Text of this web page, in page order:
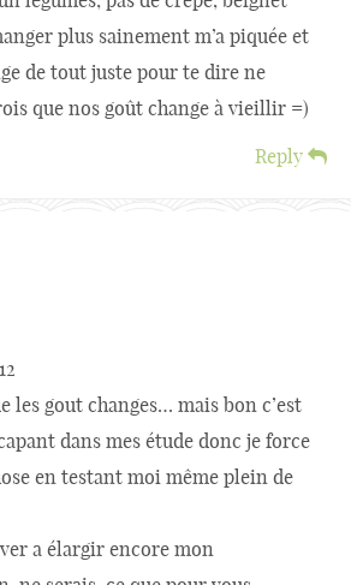
plus sainement m’a piquée et
de tout juste pour te dire ne
que nos goût change à vieillir =)
Reply
les gout changes… mais bon c’est
dans mes étude donc je force
en testant moi même plein de
a élargir encore mon